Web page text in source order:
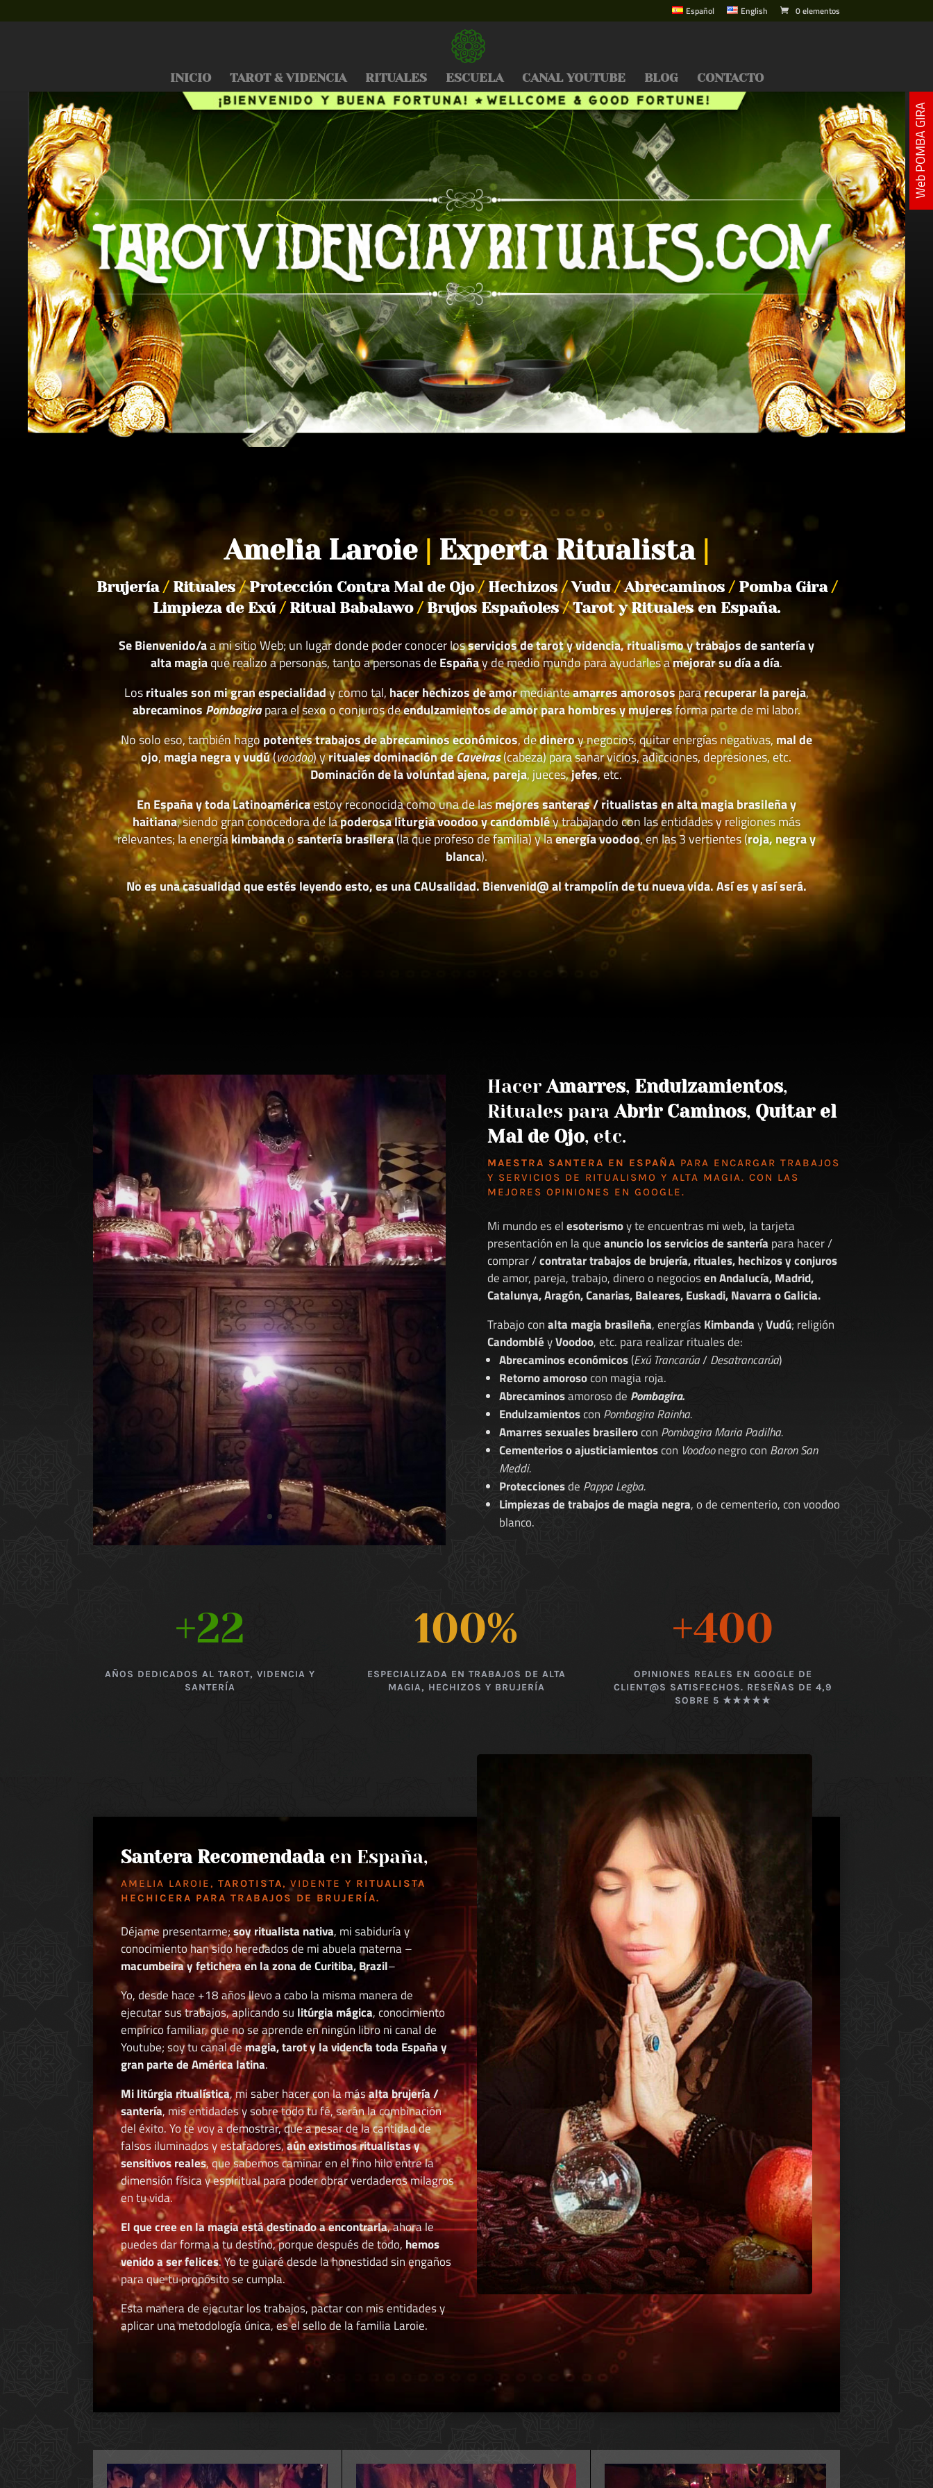
Español English 0 elementos
INICIO TAROT & VIDENCIA RITUALES ESCUELA CANAL YOUTUBE BLOG CONTACTO
Amelia Laroie Experta Ritualista
Brujería /Rituales/Protección Contra Mal de Ojo/Hechizos/Vudu/Abrecaminos /Pomba Gira /
Limpieza de Exú /Ritual Babalawo /Brujos Españoles/Tarot y Rituales en España.
Se Bienvenido/aa mi sitio Web; un lugar donde poder conocer losservicios de tarot y videncia, ritualismo y trabajos de santería y
alta magiaque realizo a personas, tanto a personas deEspañay de medio mundo para ayudarles amejorar su día a día.
Losrituales son mi gran especialidady como tal, hacer hechizos de amormedianteamarres amorosospararecuperar la pareja,
abrecaminos Pombagirapara el sexo o conjuros deendulzamientos de amor para hombres y mujeresforma parte de mi labor.
No solo eso, también hago potentes trabajos de abrecaminos económicos, dedineroy negocios, quitar energías negativas, mal de
ojo, magia negra y vudú(voodoo) yrituales dominación deCaveiras(cabeza) para sanar vicios, adicciones, depresiones, etc.
Dominación de la voluntad ajena, pareja, jueces,jefes, etc.
En España y toda Latinoaméricaestoy reconocida como una de lasmejores santeras / ritualistas en alta magia brasileña y
haitiana, siendo gran conocedora de lapoderosa liturgia voodoo y candombléy trabajando con las entidades y religiones más
relevantes; la energíakimbandaosantería brasilera(la que profeso de familia) y laenergía voodoo, en las 3 vertientes (roja, negra y
blanca).
No es una casualidad que estés leyendo esto, es una CAUsalidad. Bienvenid@ al trampolín de tu nueva vida. Así es y así será.
HacerAmarres, Endulzamientos,
Rituales paraAbrir Caminos, Quitar el
Mal de Ojo, etc.
MAESTRA SANTERA EN ESPAÑA PARA ENCARGAR TRABAJOS
Y SERVICIOS DE RITUALISMO Y ALTA MAGIA. CON LAS
MEJORES OPINIONES EN GOOGLE.
Mi mundo es elesoterismoy te encuentras mi web, la tarjeta
presentación en la queanuncio los servicios de santería para hacer /
comprar /contratar trabajos de brujería, rituales, hechizos y conjuros
de amor, pareja, trabajo, dinero o negociosen Andalucía, Madrid,
Catalunya, Aragón, Canarias, Baleares, Euskadi, Navarra o Galicia.
Trabajo conalta magia brasileña, energíasKimbandayVudú; religión
CandombléyVoodoo, etc. para realizar rituales de:
Abrecaminos económicos(Exú Trancarúa/Desatrancarúa)
Retorno amorosocon magia roja.
Abrecaminosamoroso de Pombagira.
Endulzamientoscon Pombagira Rainha.
Amarres sexuales brasilerocon Pombagira Maria Padilha.
Cementerios o ajusticiamientoscon Voodoonegro con Baron San
Meddi.
Proteccionesde Pappa Legba.
Limpiezas de trabajos de magia negra, o de cementerio, con voodoo
blanco.
+22
AÑOS DEDICADOS AL TAROT, VIDENCIA Y
SANTERÍA
100%
ESPECIALIZADA EN TRABAJOS DE ALTA
MAGIA, HECHIZOS Y BRUJERÍA
+400
OPINIONES REALES EN GOOGLE DE
CLIENT@S SATISFECHOS. RESEÑAS DE 4,9
SOBRE 5 ★★★★★
Santera Recomendadaen España,
AMELIA LAROIE,TAROTISTA, VIDENTE Y RITUALISTA
HECHICERA PARA TRABAJOS DE BRUJERÍA.
Déjame presentarme;soy ritualista nativa, mi sabiduría y
conocimiento han sido heredados de mi abuela materna –
macumbeira y fetichera en la zona de Curitiba, Brazil–
Yo, desde hace +18 años llevo a cabo la misma manera de
ejecutar sus trabajos, aplicando su litúrgia mágica, conocimiento
empírico familiar, que no se aprende en ningún libro ni canal de
Youtube; soy tu canal demagia, tarot y la videncia toda España y
gran parte de América latina.
Mi litúrgia ritualística, mi saber hacer con la másalta brujería /
santería, mis entidades y sobre todo tu fé, serán la combinación
del éxito. Yo te voy a demostrar, que a pesar de la cantidad de
falsos iluminados y estafadores,aún existimos ritualistas y
sensitivos reales, que sabemos caminar en el fino hilo entre la
dimensión física y espiritual para poder obrar verdaderos milagros
en tu vida.
El que cree en la magia está destinado a encontrarla, ahora le
puedes dar forma a tu destino, porque después de todo, hemos
venido a ser felices. Yo te guiaré desde la honestidad sin engaños
para que tu propósito se cumpla.
Esta manera de ejecutar los trabajos, pactar con mis entidades y
aplicar una metodología única, es el sello de la familia Laroie.
Web POMBA GIRA